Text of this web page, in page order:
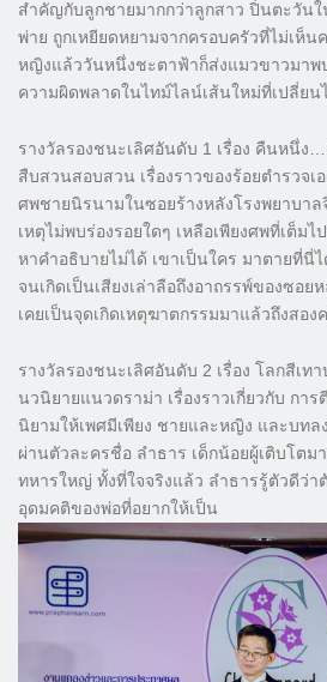
สำคัญกับลูกชายมากกว่าลูกสาว ปิ่นตะวัน
พ่าย ถูกเหยียดหยามจากครอบครัวที่ไม่เห็
หญิงแล้ววันหนึ่งชะตาฟ้าก็ส่งแมวขาวมาพบ
ความผิดพลาดในไทม์ไลน์เส้นใหม่ที่เปลี่ยน
รางวัลรองชนะเลิศอันดับ 1 เรื่อง คืนหนึ่ง
สืบสวนสอบสวน เรื่องราวของร้อยตำรวจเ
ศพชายนิรนามในซอยร้างหลังโรงพยาบาล
เหตุไม่พบร่องรอยใดๆ เหลือเพียงศพที่เต็ม
หาคำอธิบายไม่ได้ เขาเป็นใคร มาตายที่นี่
จนเกิดเป็นเสียงเล่าลือถึงอาถรรพ์ของซอย
เคยเป็นจุดเกิดเหตุฆาตกรรมมาแล้วถึงสอง
รางวัลรองชนะเลิศอันดับ 2 เรื่อง โลกสีเท
นวนิยายแนวดราม่า เรื่องราวเกี่ยวกับ กา
นิยามให้เพศมีเพียง ชายและหญิง และบท
ผ่านตัวละครชื่อ ลำธาร เด็กน้อยผู้เติบโตม
ทหารใหญ่ ทั้งที่ใจจริงแล้ว ลำธารรู้ตัวดีว่า
อุดมคติของพ่อที่อยากให้เป็น